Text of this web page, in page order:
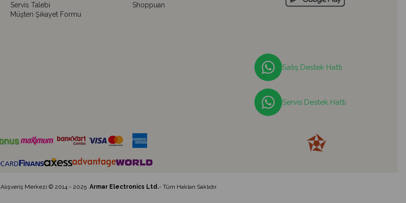
Servis Talebi
Müşteri Şikayet Formu
Shoppuan
Satış Destek Hattı
Servis Destek Hattı
Alışveriş Merkezi © 2014 - 2025Armar Electronics Ltd.- Tüm Hakları Saklıdır.